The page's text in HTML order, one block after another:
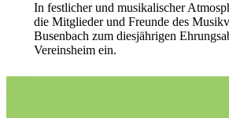
In festlicher und musikalischer
die Mitglieder und Freunde des
Busenbach zum diesjährigen
Vereinsheim ein.